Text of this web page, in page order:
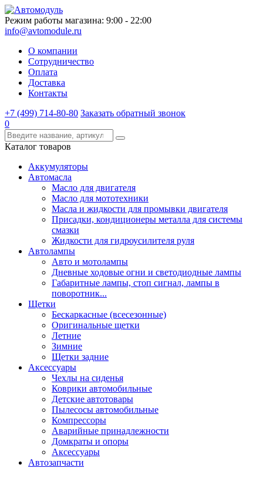
Режим работы магазина: 9:00 - 22:00
info@avtomodule.ru
О компании
Сотрудничество
Оплата
Доставка
Контакты
+7 (499) 714-80-80 Заказать обратный звонок
0
Каталог товаров
Аккумуляторы
Автомасла
Масло для двигателя
Масло для мототехники
Масла и жидкости для промывки двигателя
Присадки, кондиционеры металла для системы
смазки
Жидкости для гидроусилителя руля
Автолампы
Авто и мотолампы
Дневные ходовые огни и светодиодные лампы
Габаритные лампы, стоп сигнал, лампы в
поворотник...
Щетки
Бескаркасные (всесезонные)
Оригинальные щетки
Летние
Зимние
Щетки задние
Аксессуары
Чехлы на сиденья
Коврики автомобильные
Детские автотовары
Пылесосы автомобильные
Компрессоры
Аварийные принадлежности
Домкраты и опоры
Аксессуары
Автозапчасти